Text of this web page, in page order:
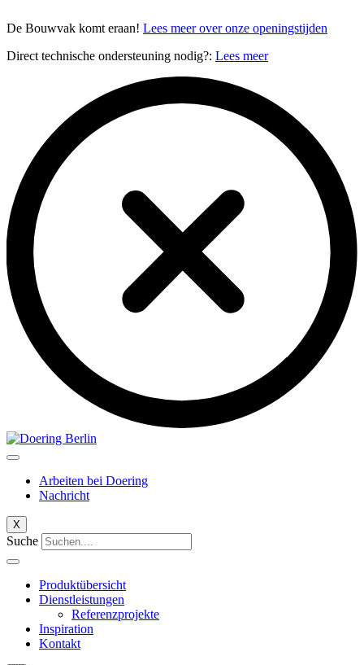
De Bouwvak komt eraan! Lees meer over onze openingstijden
Direct technische ondersteuning nodig?: Lees meer
Arbeiten bei Doering
Nachricht​
X
Suche
Produktübersicht
Dienstleistungen
Referenzprojekte
Inspiration
Kontakt